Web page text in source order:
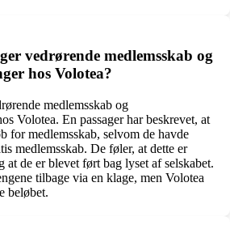
vedrørende medlemsskab og
hos Volotea?
medlemsskab og
Volotea. En passager har beskrevet, at
for medlemsskab, selvom de havde
medlemsskab. De føler, at dette er
at de er blevet ført bag lyset af selskabet.
tilbage via en klage, men Volotea
beløbet.